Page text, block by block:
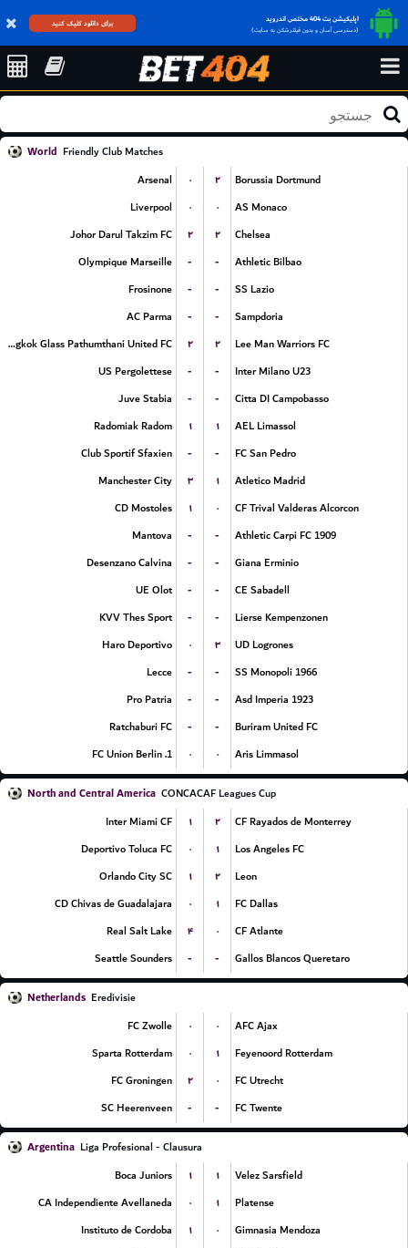
اپلیکیشن بت 404 مختص اندروید
(دسترسی آسان و بدون فیلترشکن به سایت)
برای دانلود کلیک کنید
World Friendly Club Matches
Arsenal
۰ ۲
Borussia Dortmund
Liverpool
۰ ۰
AS Monaco
Johor Darul Takzim FC
۲ ۲
Chelsea
Olympique Marseille
- -
Athletic Bilbao
Frosinone
- -
SS Lazio
AC Parma
- -
Sampdoria
Bangkok Glass Pathumthani United FC
۲ ۲
Lee Man Warriors FC
US Pergolettese
- -
Inter Milano U23
Juve Stabia
- -
Citta DI Campobasso
Radomiak Radom
۱ ۱
AEL Limassol
Club Sportif Sfaxien
- -
FC San Pedro
Manchester City
۳ ۱
Atletico Madrid
CD Mostoles
۱ ۰
CF Trival Valderas Alcorcon
Mantova
- -
Athletic Carpi FC 1909
Desenzano Calvina
- -
Giana Erminio
UE Olot
- -
CE Sabadell
KVV Thes Sport
- -
Lierse Kempenzonen
Haro Deportivo
۰ ۳
UD Logrones
Lecce
- -
SS Monopoli 1966
Pro Patria
- -
Asd Imperia 1923
Ratchaburi FC
- -
Buriram United FC
1. FC Union Berlin
۰ ۰ Aris Limmasol
North and Central America CONCACAF Leagues Cup
Inter Miami CF
۱ ۲
CF Rayados de Monterrey
Deportivo Toluca FC
۰ ۱
Los Angeles FC
Orlando City SC
۱ ۲
Leon
CD Chivas de Guadalajara
۰ ۱
FC Dallas
Real Salt Lake
۴ ۰
CF Atlante
Seattle Sounders
- - Gallos Blancos Queretaro
Netherlands Eredivisie
FC Zwolle
۰ ۰
AFC Ajax
Sparta Rotterdam
۰ ۱
Feyenoord Rotterdam
FC Groningen
۲ ۰
FC Utrecht
SC Heerenveen
- - FC Twente
Argentina Liga Profesional - Clausura
Boca Juniors
۱ ۱
Velez Sarsfield
CA Independiente Avellaneda
۰ ۱
Platense
Instituto de Cordoba
۱ ۰
Gimnasia Mendoza